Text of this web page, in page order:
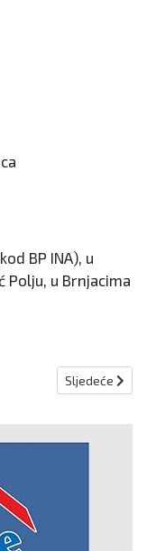
BP INA), u
Polju, u Brnjacima
Sljedeći članak:
Sljedeće